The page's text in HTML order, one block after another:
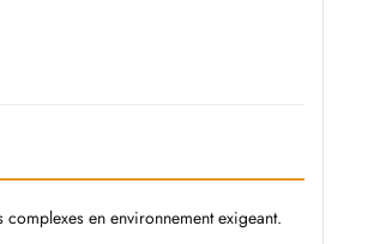
en environnement exigeant.